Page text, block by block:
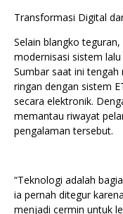
Transformasi Digital
Selain blangko
modernisasi sistem
Sumbar saat ini
ringan dengan sistem
secara elektronik.
memantau riwayat
pengalaman tersebut.
“Teknologi adalah
ia pernah ditegur
menjadi cermin untuk